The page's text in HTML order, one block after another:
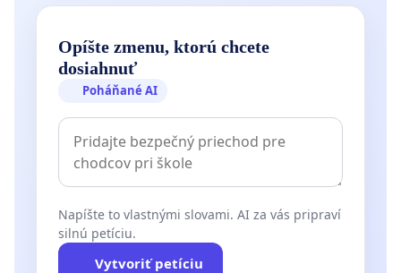
Opíšte zmenu, ktorú chcete
dosiahnuť
Poháňané AI
Napíšte to vlastnými slovami. AI za vás pripraví
silnú petíciu.
Vytvoriť petíciu